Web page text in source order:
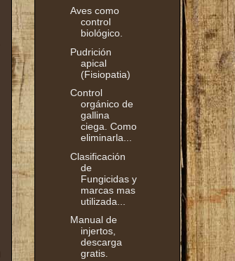
Aves como
control
biológico.
Pudrición
apical
(Fisiopatia)
Control
orgánico de
gallina
ciega. Como
eliminarla...
Clasificación
de
Fungicidas y
marcas mas
utilizada...
Manual de
injertos,
descarga
gratis.